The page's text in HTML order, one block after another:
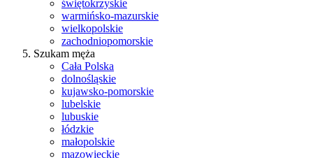
świętokrzyskie
warmińsko-mazurskie
wielkopolskie
zachodniopomorskie
Szukam męża
Cała Polska
dolnośląskie
kujawsko-pomorskie
lubelskie
lubuskie
łódzkie
małopolskie
mazowieckie